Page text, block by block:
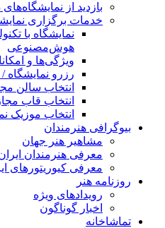
بازدید از
خدمات برگزاری
نمایشگاه با
هوش‌مصنوعی
ویژگی‌ها و
رزرو نمایشگاه
انتخاب سالن
انتخاب قاب
انتخاب موزیک
بیوگرافی هنرمندان
مشاهیر هنر جهان
معرفی هنرمندان
معرفی کیوریتورهای
روزنامه هنر
رویدادهای ویژه
اخبار گوناگون
تماشاخانه